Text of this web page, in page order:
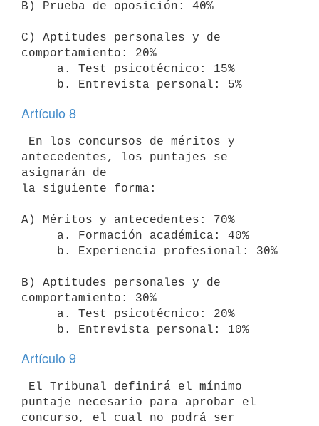
B) Prueba de oposición: 40%
C) Aptitudes personales y de
comportamiento: 20%
Artículo 8
antecedentes, los puntajes se
asignarán de
la siguiente forma:
A) Méritos y antecedentes: 70%
B) Aptitudes personales y de
comportamiento: 30%
Artículo 9
puntaje necesario para aprobar el
concurso, el cual no podrá ser